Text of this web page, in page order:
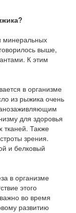
минеральных
выше,
К этим
в организме
из рыжика очень
для здоровья
тканей. Также
зрения.
и белковый
в организме
этого
во время
развитию